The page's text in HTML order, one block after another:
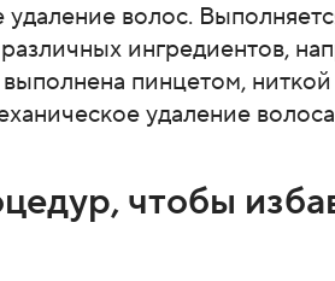
волос.
ингредиентов,
пинцетом,
удаление
чтобы